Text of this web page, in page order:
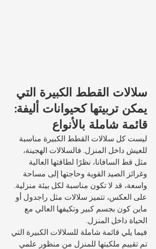
سلالات القطط الكبيرة التي
يمكن تربيتها كحيوانات أليفة:
قائمة شاملة بالأنواع
ليست كل سلالات القطط الكبيرة مناسبة
للعيش داخل المنزل. فالسلالات الهجينة،
مثل قط السافانا، نظرًا لطاقتها العالية
وغرائز الصيد القوية وحاجتها إلى مساحة
واسعة، قد لا تكون مناسبة لكل بيئة منزلية.
على العكس، تتميز سلالات مثل راجدول أو
ماين كون بجسم كبير وتكيفها العالي مع
الحياة داخل المنزل.
فيما يلي قائمة شاملة للسلالات الكبيرة التي
تم تقييم ملكيتها للمنزل من منظور علمي